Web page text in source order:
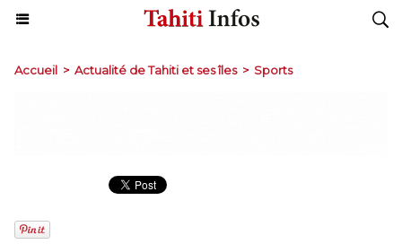
Accueil > Actualité de Tahiti et ses îles > Sports